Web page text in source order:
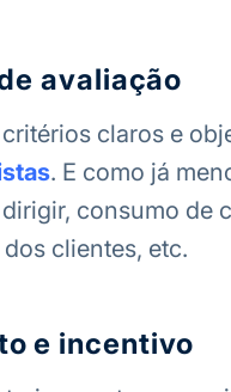
avaliação
claros e
. E como já
consumo de
clientes, etc.
e incentivo